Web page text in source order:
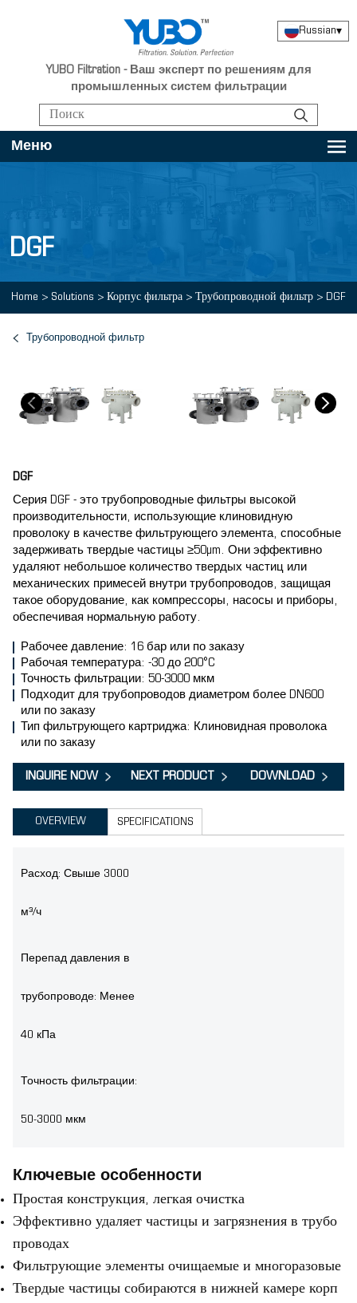
YUBO Filtration - Ваш эксперт по решениям для
промышленных систем фильтрации
Russian▾
Меню
DGF
Home > Solutions > Корпус фильтра > Трубопроводной фильтр > DGF
Трубопроводной фильтр
DGF
Серия DGF - это трубопроводные фильтры высокой
производительности, использующие клиновидную
проволоку в качестве фильтрующего элемента, способные
задерживать твердые частицы ≥50μm. Они эффективно
удаляют небольшое количество твердых частиц или
механических примесей внутри трубопроводов, защищая
такое оборудование, как компрессоры, насосы и приборы,
обеспечивая нормальную работу.
Рабочее давление: 16 бар или по заказу
Рабочая температура: -30 до 200°C
Точность фильтрации: 50-3000 мкм
Подходит для трубопроводов диаметром более DN600
или по заказу
Тип фильтрующего картриджа: Клиновидная проволока
или по заказу
INQUIRE NOW NEXT PRODUCT DOWNLOAD
OVERVIEW SPECIFICATIONS
Расход: Свыше 3000
м³/ч
Перепад давления в
трубопроводе: Менее
40 кПа
Точность фильтрации:
50-3000 мкм
Ключевые особенности
Простая конструкция, легкая очистка
Эффективно удаляет частицы и загрязнения в трубо
проводах
Фильтрующие элементы очищаемые и многоразовые
Твердые частицы собираются в нижней камере корп